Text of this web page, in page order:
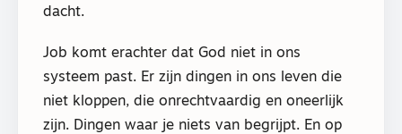
dacht.
Job komt erachter dat God niet in ons
systeem past. Er zijn dingen in ons leven die
niet kloppen, die onrechtvaardig en oneerlijk
zijn. Dingen waar je niets van begrijpt. En op